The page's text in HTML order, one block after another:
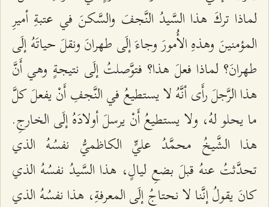
لماذا تركَ هذا السَّيدُ النَّجفَ والسَّكنَ في عتبةِ أميرِ
المؤمنينَ وهذهِ الأُمورَ وجاءَ إلَى طهرانَ ونقلَ حياتَهُ إلَى
طهرانَ؟ لماذا فعلَ هذا؟ فتوَّصلتُ إلَى نتيجةٍ وهي أَنَّ
هذا الرَّجلَ رأَى أنَّهُ لا يستطيعُ في النَّجفِ أَنْ يفعلَ كلَّ
ما يحلو لهُ، ولا يستطيعُ أَنْ يرسلَ أولادَهُ إلَى الخارجِ.
هذا الشَّيخُ محمَّدُ عليٍّ الكاظميُّ نفسُهُ الذي
تحدَّثتُ عنهُ قبلَ بضعِ ليالٍ، هذا السَّيدُ نفسُهُ الذي
كانَ يقولُ إنَّنا لا نحتاجُ إلَى المعرفةِ، هذا نفسُهُ الذي